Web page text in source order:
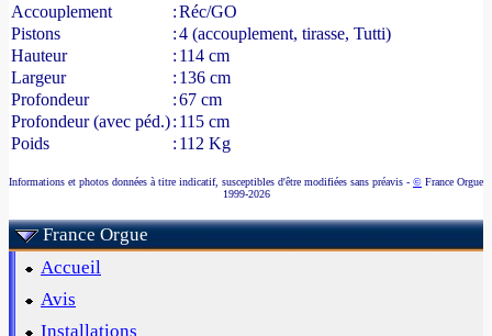
Accouplement
:Réc/GO
Pistons
:4 (accouplement, tirasse, Tutti)
Hauteur
: 114 cm
Largeur
: 136 cm
Profondeur
:67 cm
Profondeur (avec péd.): 115 cm
Poids
: 112 Kg
Informations et photos données à titre indicatif, susceptibles d'être modifiées sans préavis - © France Orgue
1999-2026
France Orgue
Accueil
Avis
Installations